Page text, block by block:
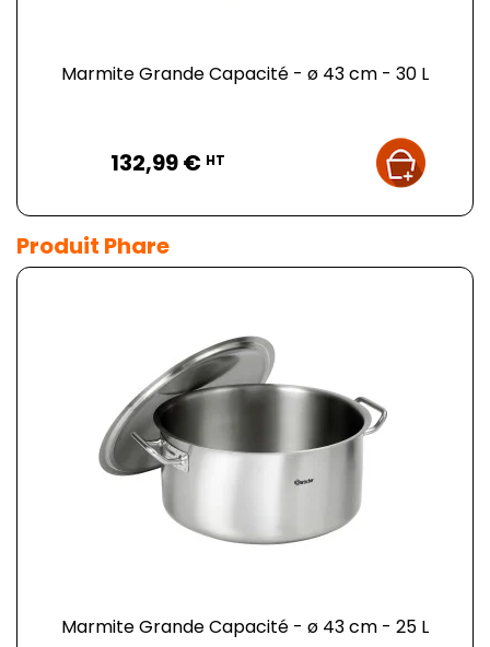
Marmite Grande Capacité - ø 43 cm - 30 L
132,99 € HT
Produit Phare
Marmite Grande Capacité - ø 43 cm - 25 L